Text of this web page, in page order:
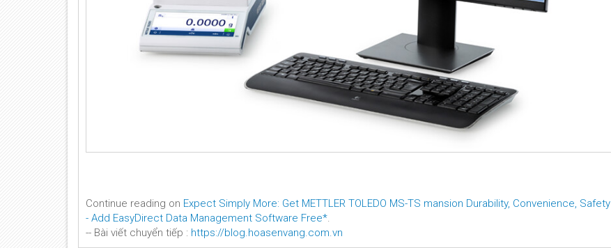
Continue reading on Expect Simply More: Get METTLER TOLEDO MS-TS mansion Durability, Convenience, Safety
- Add EasyDirect Data Management Software Free*
-- Bài viết chuyển tiếp : https://blog.hoasenvang.com.vn